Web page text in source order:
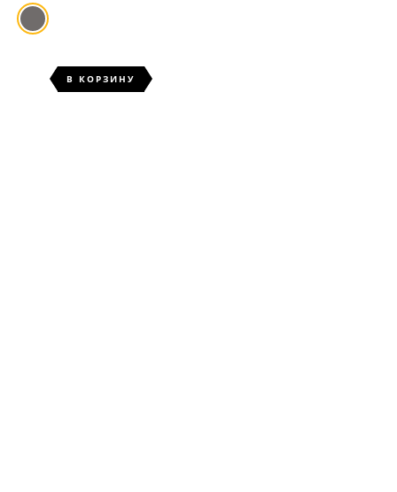
В КОРЗИНУ